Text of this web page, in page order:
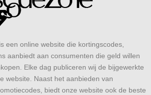
een online website die kortingscodes,
aanbiedt aan consumenten die geld willen
Elke dag publiceren wij de bijgewerkte
website. Naast het aanbieden van
biedt onze website ook de beste